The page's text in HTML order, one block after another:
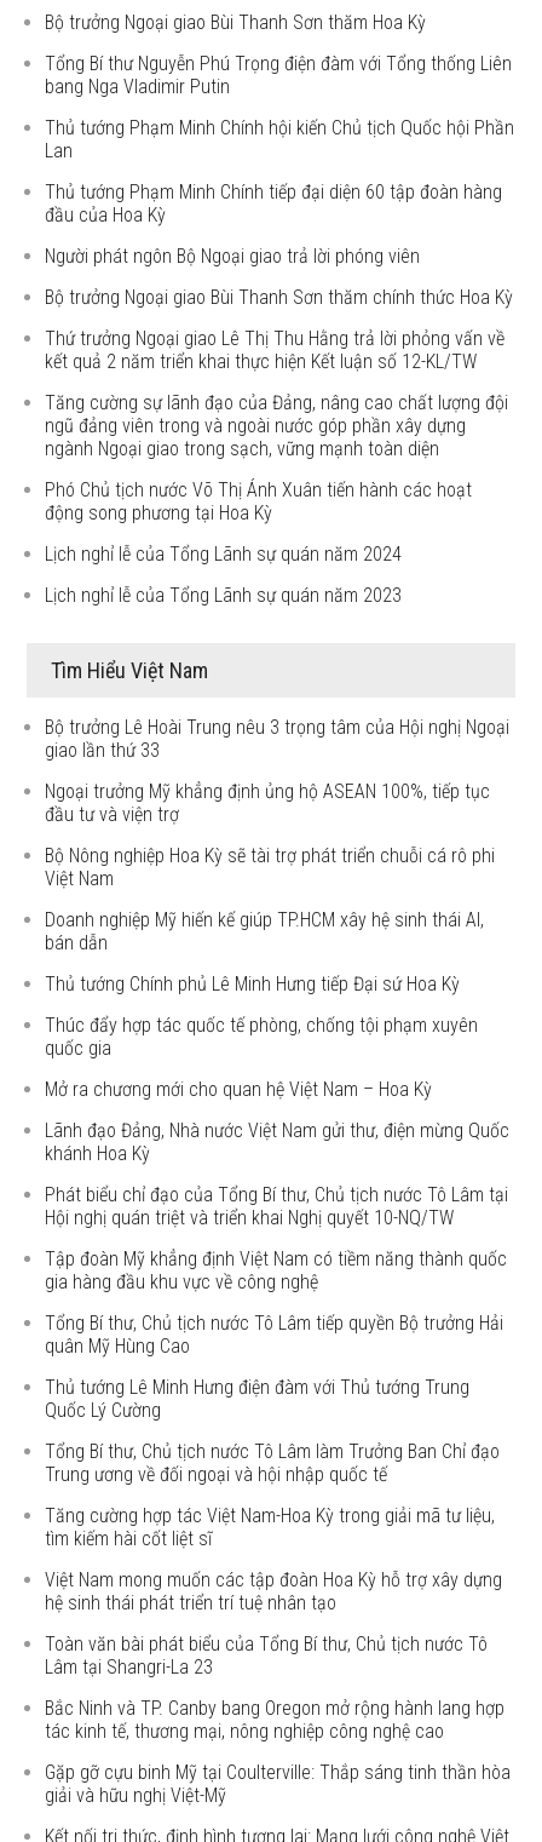
Bộ trưởng Ngoại giao Bùi Thanh Sơn thăm Hoa Kỳ
Tổng Bí thư Nguyễn Phú Trọng điện đàm với Tổng thống Liên
bang Nga Vladimir Putin
Thủ tướng Phạm Minh Chính hội kiến Chủ tịch Quốc hội Phần
Lan
Thủ tướng Phạm Minh Chính tiếp đại diện 60 tập đoàn hàng
đầu của Hoa Kỳ
Người phát ngôn Bộ Ngoại giao trả lời phóng viên
Bộ trưởng Ngoại giao Bùi Thanh Sơn thăm chính thức Hoa Kỳ
Thứ trưởng Ngoại giao Lê Thị Thu Hằng trả lời phỏng vấn về
kết quả 2 năm triển khai thực hiện Kết luận số 12-KL/TW
Tăng cường sự lãnh đạo của Đảng, nâng cao chất lượng đội
ngũ đảng viên trong và ngoài nước góp phần xây dựng
ngành Ngoại giao trong sạch, vững mạnh toàn diện
Phó Chủ tịch nước Võ Thị Ánh Xuân tiến hành các hoạt
động song phương tại Hoa Kỳ
Lịch nghỉ lễ của Tổng Lãnh sự quán năm 2024
Lịch nghỉ lễ của Tổng Lãnh sự quán năm 2023
Tìm Hiểu Việt Nam
Bộ trưởng Lê Hoài Trung nêu 3 trọng tâm của Hội nghị Ngoại
giao lần thứ 33
Ngoại trưởng Mỹ khẳng định ủng hộ ASEAN 100%, tiếp tục
đầu tư và viện trợ
Bộ Nông nghiệp Hoa Kỳ sẽ tài trợ phát triển chuỗi cá rô phi
Việt Nam
Doanh nghiệp Mỹ hiến kế giúp TP.HCM xây hệ sinh thái AI,
bán dẫn
Thủ tướng Chính phủ Lê Minh Hưng tiếp Đại sứ Hoa Kỳ
Thúc đẩy hợp tác quốc tế phòng, chống tội phạm xuyên
quốc gia
Mở ra chương mới cho quan hệ Việt Nam – Hoa Kỳ
Lãnh đạo Đảng, Nhà nước Việt Nam gửi thư, điện mừng Quốc
khánh Hoa Kỳ
Phát biểu chỉ đạo của Tổng Bí thư, Chủ tịch nước Tô Lâm tại
Hội nghị quán triệt và triển khai Nghị quyết 10-NQ/TW
Tập đoàn Mỹ khẳng định Việt Nam có tiềm năng thành quốc
gia hàng đầu khu vực về công nghệ
Tổng Bí thư, Chủ tịch nước Tô Lâm tiếp quyền Bộ trưởng Hải
quân Mỹ Hùng Cao
Thủ tướng Lê Minh Hưng điện đàm với Thủ tướng Trung
Quốc Lý Cường
Tổng Bí thư, Chủ tịch nước Tô Lâm làm Trưởng Ban Chỉ đạo
Trung ương về đối ngoại và hội nhập quốc tế
Tăng cường hợp tác Việt Nam-Hoa Kỳ trong giải mã tư liệu,
tìm kiếm hài cốt liệt sĩ
Việt Nam mong muốn các tập đoàn Hoa Kỳ hỗ trợ xây dựng
hệ sinh thái phát triển trí tuệ nhân tạo
Toàn văn bài phát biểu của Tổng Bí thư, Chủ tịch nước Tô
Lâm tại Shangri-La 23
Bắc Ninh và TP. Canby bang Oregon mở rộng hành lang hợp
tác kinh tế, thương mại, nông nghiệp công nghệ cao
Gặp gỡ cựu binh Mỹ tại Coulterville: Thắp sáng tinh thần hòa
giải và hữu nghị Việt-Mỹ
Kết nối tri thức, định hình tương lai: Mạng lưới công nghệ Việt